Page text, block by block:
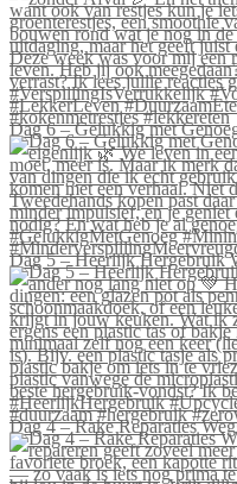
Dag 6 – Gelukkig met
Dag 5 – Heerlijk Hergebruik
Dag 4 – Rake Reparaties